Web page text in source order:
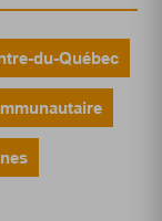
du-Québec